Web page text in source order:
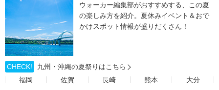
ウォーカー編集部がおすすめする、この夏
の楽しみ方を紹介。夏休みイベント＆おで
かけスポット情報が盛りだくさん！
CHECK!
九州・沖縄の夏祭りはこちら
福岡
佐賀 長崎 熊本
大分